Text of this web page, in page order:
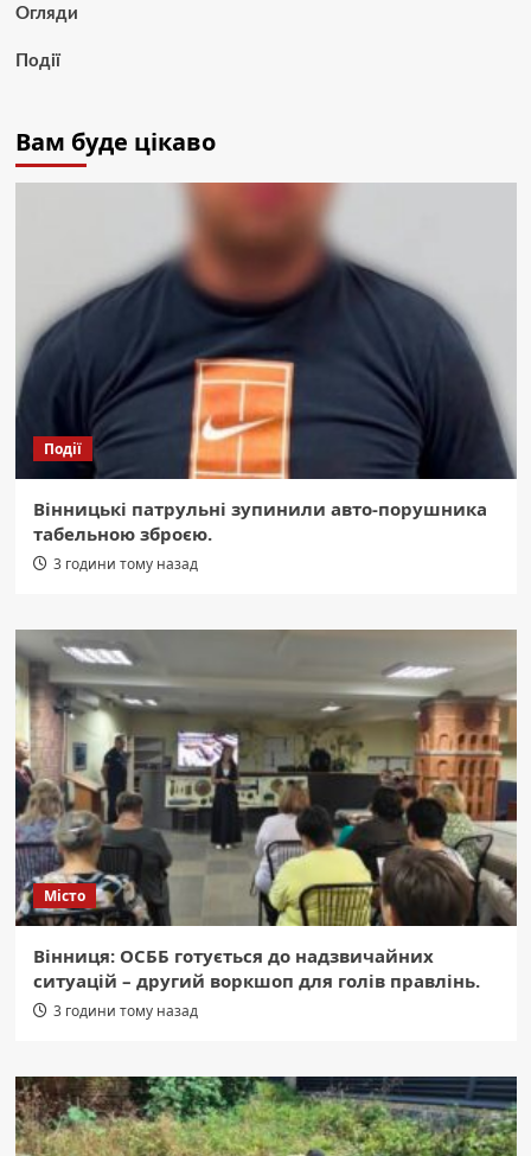
Огляди
Події
Вам буде цікаво
Події
Вінницькі патрульні зупинили авто-порушника
табельною зброєю.
3 години тому назад
Місто
Вінниця: ОСББ готується до надзвичайних
ситуацій – другий воркшоп для голів правлінь.
3 години тому назад